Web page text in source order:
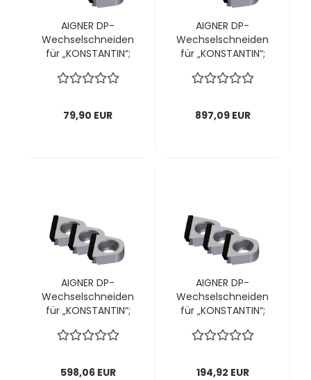
AIGNER DP-
Wechselschneiden
für „KONSTANTIN“;
VPE = 2 Stck
79,90 EUR
AIGNER DP-
Wechselschneiden
für „KONSTANTIN“;
VPE = 18 Stück
897,09 EUR
AIGNER DP-
Wechselschneiden
für „KONSTANTIN“;
VPE = 12 Stück
598,06 EUR
AIGNER DP-
Wechselschneiden
für „KONSTANTIN“;
14,5x14,1x4,7mm, 1
194,92 EUR